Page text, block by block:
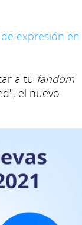
expresión en
a tu fandom
el nuevo